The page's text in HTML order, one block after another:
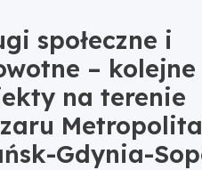
społeczne i
– kolejne
na terenie
Gdynia-